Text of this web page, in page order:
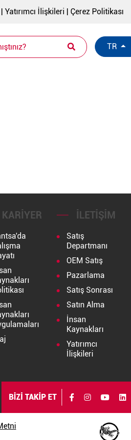
| Yatırımcı İlişkileri | Çerez Politikası
TR
KARIYER İLETIŞIM
Satış
Departmanı
OEM Satış
Pazarlama
Satış Sonrası
Satın Alma
İnsan
Kaynakları
Yatırımcı
İlişkileri
BİZİ TAKİP ET